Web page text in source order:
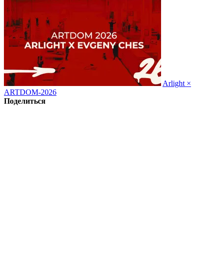
Arlight ×
ARTDOM-2026
Поделиться